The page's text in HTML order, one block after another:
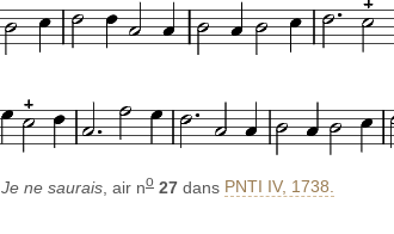
Je ne saurais, air no 27dans PNTI IV, 1738.